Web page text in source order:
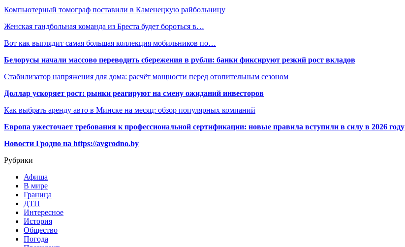
Компьютерный томограф поставили в Каменецкую райбольницу
Женская гандбольная команда из Бреста будет бороться в…
Вот как выглядит самая большая коллекция мобильников по…
Белорусы начали массово переводить сбережения в рубли: банки фиксируют резкий рост вкладов
Стабилизатор напряжения для дома: расчёт мощности перед отопительным сезоном
Доллар ускоряет рост: рынки реагируют на смену ожиданий инвесторов
Как выбрать аренду авто в Минске на месяц: обзор популярных компаний
Европа ужесточает требования к профессиональной сертификации: новые правила вступили в силу в 2026 году
Новости Гродно на https://avgrodno.by
Рубрики
Афиша
В мире
Граница
ДТП
Интересное
История
Общество
Погода